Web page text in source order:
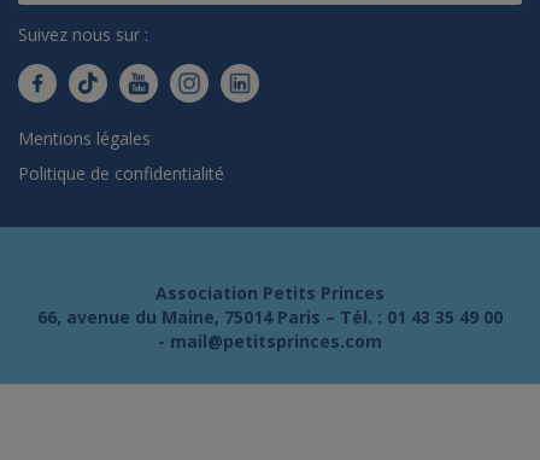
Suivez nous sur :
Mentions légales
Politique de confidentialité
Association Petits Princes
66, avenue du Maine, 75014 Paris – Tél. : 01 43 35 49 00
- mail@petitsprinces.com